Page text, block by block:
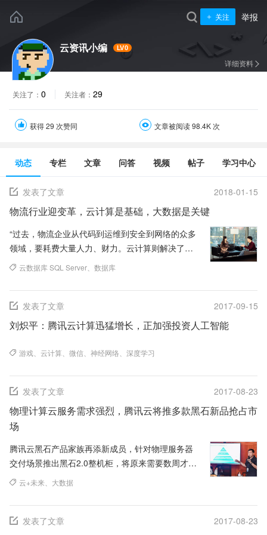
关注 举报
云资讯小编 LV0
详细资料
关注了： 0 关注者： 29
获得 29 次赞同 文章被阅读 98.4K 次
动态 专栏 文章 问答 视频 帖子 学习中心
发表了文章 2018-01-15
物流行业迎变革，云计算是基础，大数据是关键
“过去，物流企业从代码到运维到安全到网络的众多
领域，要耗费大量人力、财力。云计算则解决了这
个问题：减少了物流企业成本，降低建设门槛，为
云数据库 SQL Server 数据库
发表了文章 2017-09-15
刘炽平：腾讯云计算迅猛增长，正加强投资人工智能
游戏 云计算 微信 神经网络 深度学习
发表了文章 2017-08-23
物理计算云服务需求强烈，腾讯云将推多款黑石新品抢占市
场
腾讯云黑石产品家族再添新成员，针对物理服务器
交付场景推出黑石2.0整机柜，将原来需要数周才能
完成的大规模部署缩短至数天。\n4月25日，腾讯云
云+未来 大数据
发表了文章 2017-08-23